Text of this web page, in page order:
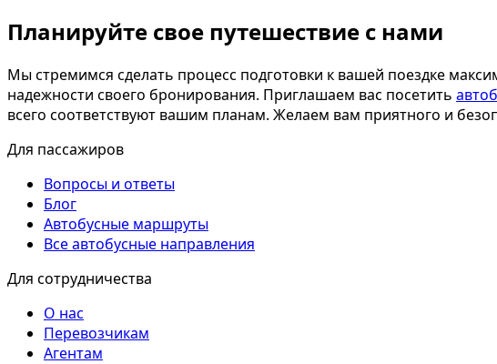
Планируйте свое путешествие с нами
Мы стремимся сделать процесс подготовки к вашей поездке
надежности своего бронирования. Приглашаем вас посетить
всего соответствуют вашим планам. Желаем вам приятного и
Для пассажиров
Вопросы и ответы
Блог
Автобусные маршруты
Все автобусные направления
Для сотрудничества
О нас
Перевозчикам
Агентам